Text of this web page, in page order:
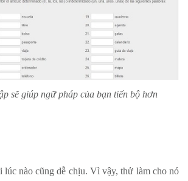
sẽ giúp ngữ pháp của bạn tiến bộ hơn
lúc nào cũng dễ chịu. Vì vậy, thử làm cho nó